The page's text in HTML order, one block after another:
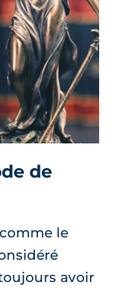
de
le
avoir